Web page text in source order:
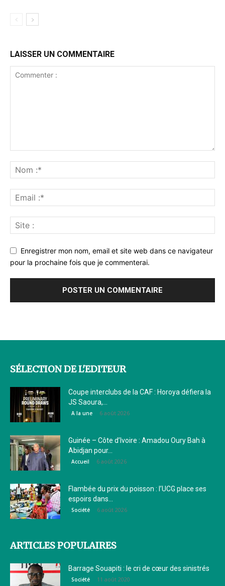
LAISSER UN COMMENTAIRE
Enregistrer mon nom, email et site web dans ce navigateur
pour la prochaine fois que je commenterai.
SÉLECTION DE L'EDITEUR
Coupe interclubs de la CAF : Horoya défiera la
JS Saoura,...
A la une 6 août 2026
Guinée – Côte d’Ivoire : Amadou Oury Bah à
Abidjan pour...
Accueil 6 août 2026
Flambée du prix du poisson : l’UCG place ses
espoirs dans...
Société 6 août 2026
ARTICLES POPULAIRES
Barrage Souapiti : le cri de cœur des sinistrés
Société 11 août 2020